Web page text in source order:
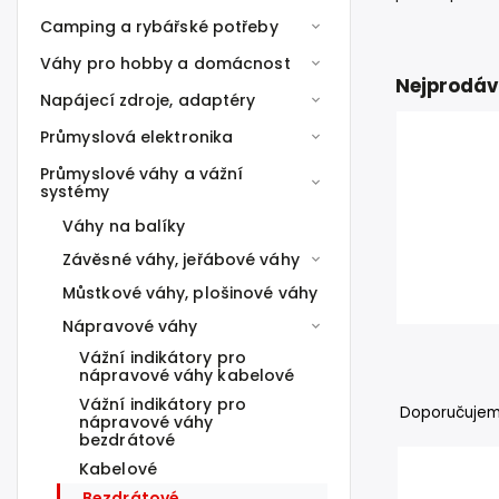
Camping a rybářské potřeby
Váhy pro hobby a domácnost
Napájecí zdroje, adaptéry
Průmyslová elektronika
Průmyslové váhy a vážní
systémy
Váhy na balíky
Závěsné váhy, jeřábové váhy
Můstkové váhy, plošinové váhy
Nápravové váhy
Vážní indikátory pro
nápravové váhy kabelové
Vážní indikátory pro
nápravové váhy
bezdrátové
Kabelové